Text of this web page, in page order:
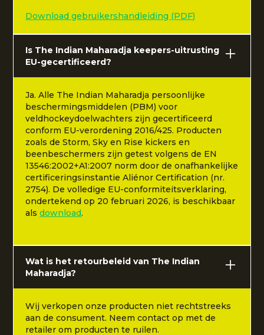
Download gebruikershandleiding (PDF)
Is The Indian Maharadja keepers-uitrusting
EU-gecertificeerd?
Ja. Alle The Indian Maharadja persoonlijke
beschermingsmiddelen (PBM) voor
veldhockeydoelwachters zijn gecertificeerd
conform EU-verordening 2016/425. Producten
zoals de Storm, Sky en Rise kickers en
beenbeschermers zijn getest volgens de EN
13546:2002+A1:2007 norm door de onafhankelijke
certificeringsinstantie Aliénor Certification (nr.
2754). De volledige EU-conformiteitsverklaring,
ondertekend op 20 februari 2026, is beschikbaar
alsdownload.
Wat is het retourbeleid van The Indian
Maharadja?
Wij verkopen onze producten niet rechtstreeks
aan de consument. Neem contact op met de
retailer om producten te ruilen.